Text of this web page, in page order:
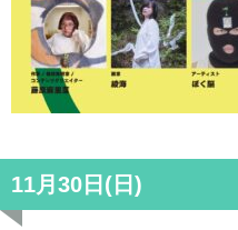
11月30日(日)